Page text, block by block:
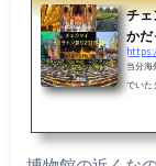
チェ
かだ
に
当分海
でいた
経営し
離れ